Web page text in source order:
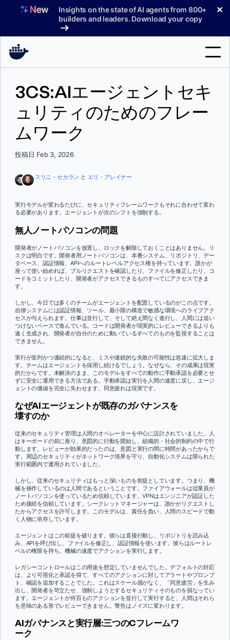
へ
Insights on the state of AI agents from 800+
builders and leaders. Download your copy
✕
サポート
索
サインイン
3CS:AIエージェントセキ
ュリティのためのフレー
ムワーク
投稿日 Feb 3, 2026
スリニ・セカラン と エリ・アレイナー
実行モデルが変わるたびに、セキュリティフレームワークもそれに合わせて変わ
る必要があります。エージェントが次のシフトを強制する。
無人ノートパソコンの問題
開発者がノートパソコンを放置し、ロックを解除しておくことはありません。リ
スクは明白です。開発者用ノートパソコンは、本番システム、リポジトリ、デー
タベース、認証情報、APIへのルートレベルアクセス権を持っています。誰かが
座って使い始めれば、プルリクエストを確認したり、ファイルを修正したり、コ
ードをコミットしたり、開発者がアクセスできるものすべてにアクセスできま
す。
しかし、今日では多くのチームがエージェントを配置しているのがこの点です。
自律システムには認証情報、ツール、最小限の構造で敏感な環境へのライブアク
セスが与えられます。仕事は並行して、そして絶え間なく進行し、人間には追い
つけないペースで進んでいる。コードは開発者が現実的にレビューできるよりも
速く生成され、開発者が自分のために動いているすべてのものを監視することは
できません。
実行が並列かつ連続的になると、ミスや連鎖的な失敗の可能性は急速に拡大しま
す。チームはエージェントを採用し続けるでしょう。なぜなら、その成果は現実
的だからです。未解決のまま、このモデルをすべての動作に手動承認を必要とせ
ずに安全に運用できる方法である。手動承認は実行を人間の速度に戻し、エージ
ェントの価値を完全に失わせます。同意疲れは現実です。
なぜAIエージェントが既存のガバナンスを
壊すのか
従来のセキュリティ管理は人間のオペレーターを中心に設計されていました。人
はキーボードの前に座り、意図的に行動を開始し、組織的・社会的制約の中で行
動します。レビューが効果的だったのは、意図と実行の間に時間があったからで
す。周辺のセキュリティがネットワーク境界を守り、自動化システムは限られた
実行範囲内で運用されていました。
しかし、従来のセキュリティはもっと深いものを前提としています。つまり、機
械を操作しているのは人間であるということです。ファイアウォールは従業員が
ノートパソコンを使っているため信頼しています。VPNはエンジニアが認証した
ため接続を信頼しています。シークレットマネージャーは、誰かがリクエストし
たからアクセスを許可します。このモデルは、責任を負い、人間のスピードで動
く人物に依存しています。
エージェントはこの前提を破ります。彼らは直接行動し、リポジトリを読み込
み、APIを呼び出し、ファイルを修正し、認証情報を使います。彼らはルートレ
ベルの権限を持ち、機械の速度でアクションを実行します。
レガシーコントロールはこの用途を想定していませんでした。デフォルトの対応
は、より可視化と承認を得て、すべてのアクションに対してアラートやプロンプ
ト、確認を追加することでした。これはスケール感がなく、「同意疲労」を生み
出し、開発者を苛立たせ、強制しようとするセキュリティそのものを損なってい
ます。エージェントが何百ものアクションを並行して実行すると、人間はそれら
を意味のある形でレビューできません。警告はノイズに変わります。
AIガバナンスと実行層:三つのCフレームワ
ーク